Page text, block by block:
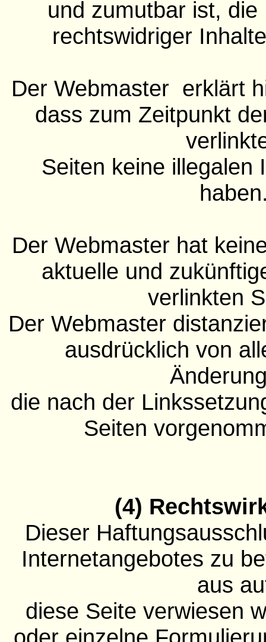
und zumutbar ist,
rechtswidriger
Der Webmaster erklärt
dass zum Zeitpunkt
Seiten keine illegalen
Der Webmaster hat
aktuelle und
verlinkten
Der Webmaster
ausdrücklich von
die nach der
Seiten
(4)
Dieser
Internetangebotes zu
aus
diese Seite verwiesen